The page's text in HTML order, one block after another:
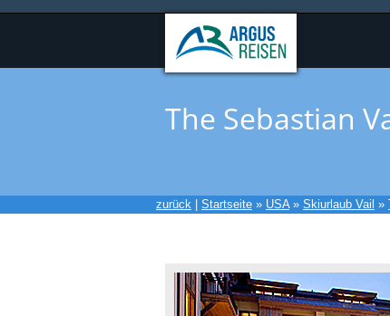
The Sebastian
zurück Startseite » USA» Skiurlaub Vail »